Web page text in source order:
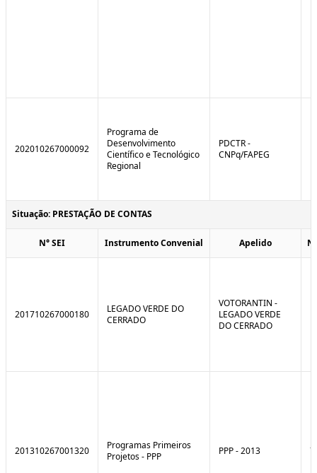
202010267000092
Programa de
Desenvolvimento
Científico e Tecnológico
Regional
PDCTR -
CNPq/FAPEG
Situação: PRESTAÇÃO DE CONTAS
N° SEI Instrumento Convenial Apelido
201710267000180
LEGADO VERDE DO
CERRADO
VOTORANTIN -
LEGADO VERDE
DO CERRADO
201310267001320
Programas Primeiros
Projetos - PPP
PPP - 2013